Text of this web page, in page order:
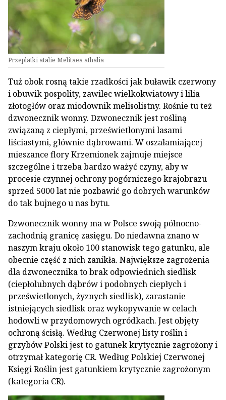
Przeplatki atalie Melitaea athalia
Tuż obok rosną takie rzadkości jak buławik czerwony
i obuwik pospolity, zawilec wielkokwiatowy i lilia
złotogłów oraz miodownik melisolistny. Rośnie tu też
dzwonecznik wonny. Dzwonecznik jest rośliną
związaną z ciepłymi, prześwietlonymi lasami
liściastymi, głównie dąbrowami. W oszałamiającej
mieszance flory Krzemionek zajmuje miejsce
szczególne i trzeba bardzo ważyć czyny, aby w
procesie czynnej ochrony pogórniczego krajobrazu
sprzed 5000 lat nie pozbawić go dobrych warunków
do tak bujnego u nas bytu.
Dzwonecznik wonny ma w Polsce swoją północno-
zachodnią granicę zasięgu. Do niedawna znano w
naszym kraju około 100 stanowisk tego gatunku, ale
obecnie część z nich zanikła. Największe zagrożenia
dla dzwonecznika to brak odpowiednich siedlisk
(ciepłolubnych dąbrów i podobnych ciepłych i
prześwietlonych, żyznych siedlisk), zarastanie
istniejących siedlisk oraz wykopywanie w celach
hodowli w przydomowych ogródkach. Jest objęty
ochroną ścisłą. Według Czerwonej listy roślin i
grzybów Polski jest to gatunek krytycznie zagrożony i
otrzymał kategorię CR. Według Polskiej Czerwonej
Księgi Roślin jest gatunkiem krytycznie zagrożonym
(kategoria CR).